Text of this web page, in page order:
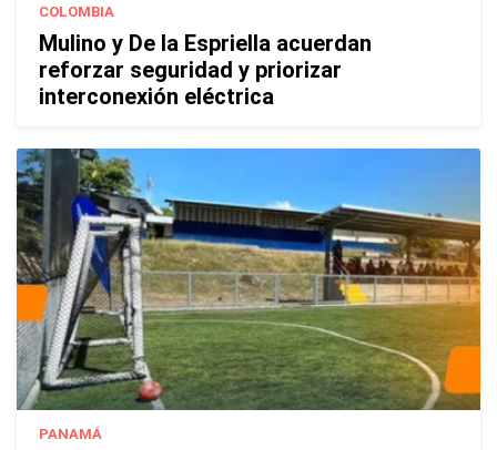
COLOMBIA
Mulino y De la Espriella acuerdan
reforzar seguridad y priorizar
interconexión eléctrica
PANAMÁ